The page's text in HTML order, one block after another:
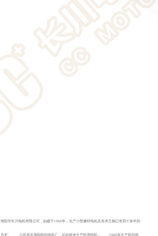
海阳市长川电机有限公司，始建于1968年，生产小型微特电机及各类主轴已有四十多年的
历史。 公司原名海阳纺织电机厂，起始研发生产民用电机； 1980年生产纺织电